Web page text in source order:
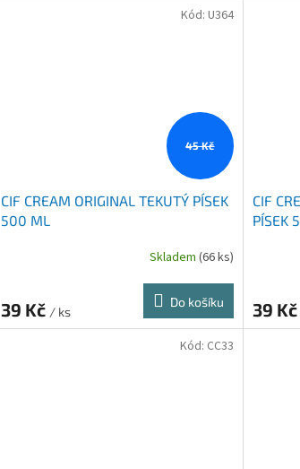
45 Kč
CIF CREAM ORIGINAL TEKUTÝ PÍSEK
500 ML
Skladem (66 ks)
39 Kč / ks
Do košíku
Kód: U364
CIF
PÍSEK
39 Kč
Kód: CC33